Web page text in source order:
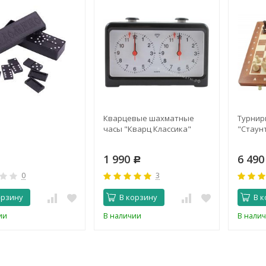
0
Кварцевые шахматные
часы "Кварц Классика"
1 990 Р
3
В корзину
В наличии
6 490
В
В